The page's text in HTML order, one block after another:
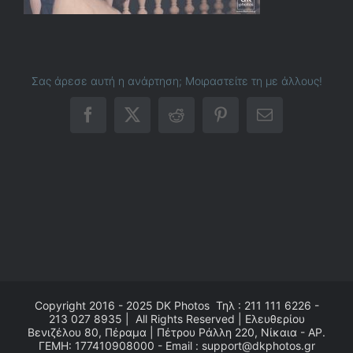
Σας άρεσε αυτή η ανάρτηση; Μοιραστείτε τη με άλλους!
Facebook
X RedditPinterestEmail
Copyright 2016 - 2025 DK PhotosΤηλ : 211 111 6226 -
213 027 8935 | All Rights Reserved | Ελευθερίου
Βενιζέλου 80, Πέραμα | Πέτρου Ράλλη 220, Νίκαια - ΑΡ.
ΓΕΜΗ: 177410908000 - Email : support@dkphotos.gr